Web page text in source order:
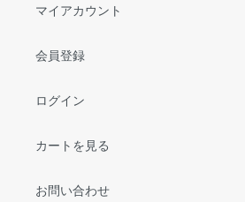
マイアカウント
会員登録
ログイン
カートを見る
お問い合わせ